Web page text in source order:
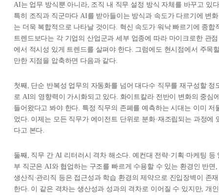
AI는 업무 방식뿐 아니라, 조직 내 직무 설정 방식 자체를 바꾸고 있
특히 조직과 직군마다 AI를 받아들이는 방식과 속도가 다르기에 변화
는 더욱 복합적으로 나타날 것이다. 혁신 속도가 워낙 빠르기에 종합
트렌드보다는 각 기업의 산업군과 세부 업종에 따라 마이크로한 관점
에서 적시성 있게 트렌드를 살펴야 한다. 그럼에도 현시점에서 주목
만한 지점을 압축하면 다음과 같다.
첫째, 단순 반복성 업무의 자동화를 넘어 대다수 직무를 재구성할 정
로 AI의 영향력이 가시화되고 있다. 화이트칼라 전반이 변화의 중심
들어왔다고 봐야 한다. 특정 직무의 존폐를 예측하는 시대는 이미 저
었다. 이제는 모든 직무가 에이전트 단위로 분화·재조립되는 과정에
다고 본다.
둘째, 직무 간 AI 리터러시 격차 해소다. 예컨대 전략·기획·마케팅 등
부 직군은 AI와 협업하는 구조를 빠르게 수용할 수 있는 환경인 반면,
생산직·관리직 등은 접근성과 학습 환경의 제약으로 진입장벽이 존재
한다. 이 같은 격차는 생산성과 성과의 격차로 이어질 수 있지만, 개인